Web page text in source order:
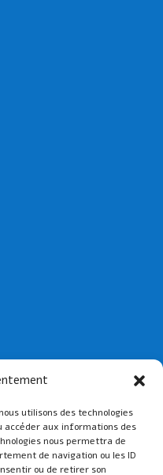
utilisons des technologies
accéder aux informations des
nous permettra de
de navigation ou les ID
ou de retirer son